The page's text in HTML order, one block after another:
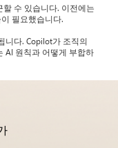
수 있습니다. 이전에는
필요했습니다.
니다. Copilot가 조직의
AI 원칙과 어떻게 부합하